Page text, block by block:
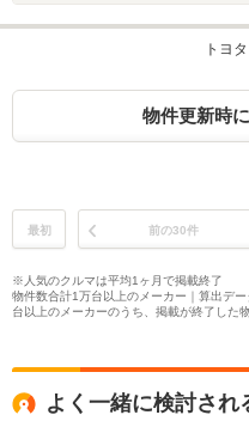
トヨ
物件更新時
最初 前の30件
※人気のクルマは平均1ヶ月で掲載終了
物件数合計1万台以上のメーカー｜算出デ
台以上のメーカーのうち、掲載が終了した
よく一緒に検討され